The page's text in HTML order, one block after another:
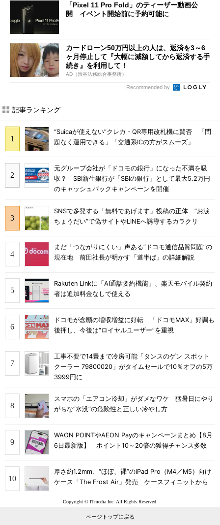
「Pixel 11 Pro Fold」のティーザー動画公
開 イベント開始前に予約可能に
カードローン50万円以上の人は、返済を3～6
ヶ月停止して『大幅に減額してから返済する手
続き』を利用して！
AD（渋谷法務総合事務所）
Recommended by
記事ランキング
“Suicaが使えない”クレカ・QR専用改札機に賛否 「問
題なく運用できる」「交通系ICの方がスムーズ」
元グループ会社が「ドコモの銀行」になった不満を吸
収？ SBI新生銀行が「SBIの銀行」として最大5.2万円
のキャッシュバックキャンペーンを開催
SNSで多発する「無料であげます」投稿の正体 “お涙
ちょうだい”で偽サイトやLINEへ誘導するカラクリ
まだ「つながりにくい」声ある“ドコモ通信品質問題”の
現在地 前田社長が明かす「道半ば」の詳細解説
Rakuten Linkに「AI通話要約機能」、楽天モバイル契約
者は追加料金なしで使える
ドコモが念願の増収増益に好転 「ドコモMAX」好調も
後押し、今後は“ロイヤルユーザー”を重視
工事不要で14畳まで冷房可能「タンスのゲン スポット
クーラー 79800020」がタイムセールで10％オフの5万
3999円に
スマホの「エアコン冷却」がダメなワケ 猛暑日にやり
がちな“水没”の危険性と正しい冷やし方
WAON POINTやAEON Payのキャンペーンまとめ【8月
6日最新版】 ポイント10～20倍の獲得チャンス多数
厚さ約1.2mm、“ほぼ、裸”のiPad Pro（M4／M5）向け
ケース「The Frost Air」発売 ケースフィニットから
Copyright © ITmedia Inc. All Rights Reserved.
ページトップに戻る